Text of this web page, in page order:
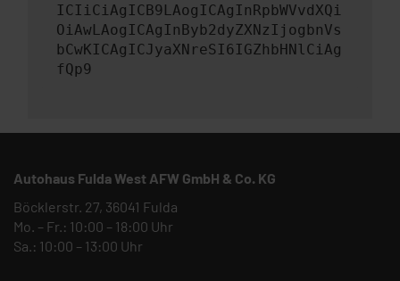
ICIiCiAgICB9LAogICAgInRpbWVvdXQi
OiAwLAogICAgInByb2dyZXNzIjogbnVs
bCwKICAgICJyaXNreSI6IGZhbHNlCiAg
fQp9
Autohaus Fulda West AFW GmbH & Co. KG
Böcklerstr. 27, 36041 Fulda
Mo. – Fr.: 10:00 – 18:00 Uhr
Sa.: 10:00 – 13:00 Uhr